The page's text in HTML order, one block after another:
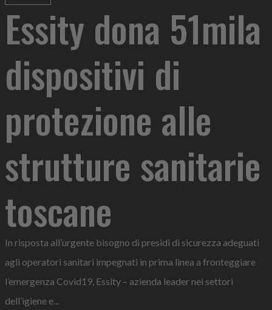
Essity dona 51mila
dispositivi di
protezione alle
strutture sanitarie
toscane
In risposta all’urgente bisogno di presidi di sicurezza adeguati
agli operatori sanitari impegnati in prima linea a fronteggiare
l’emergenza Covid19, Essity – azienda leader nei settori
dell’igiene e...